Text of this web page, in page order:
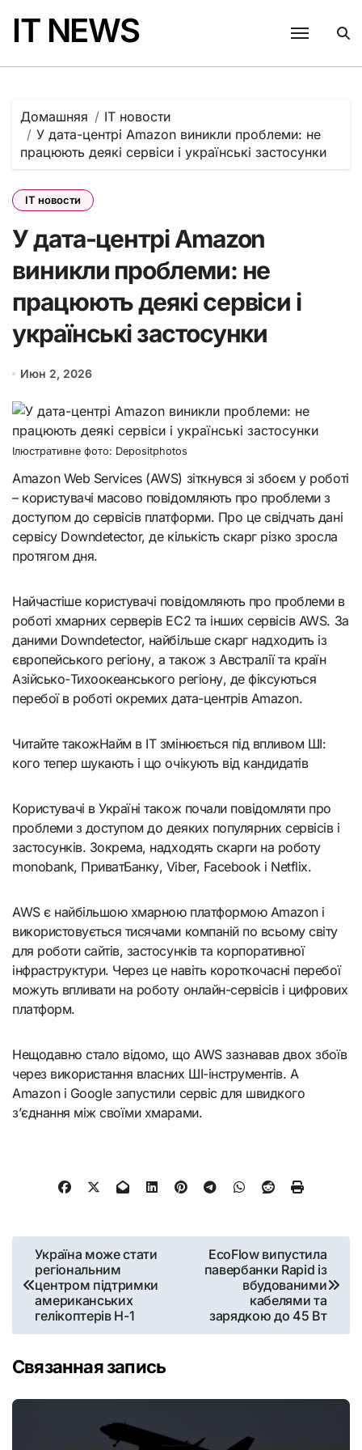
содержанию
IT NEWS
Домашняя
IT новости
У дата-центрі Amazon виникли проблеми: не
працюють деякі сервіси і українські застосунки
IT новости
У дата-центрі Amazon
виникли проблеми: не
працюють деякі сервіси і
українські застосунки
Июн 2, 2026
Ілюстративне фото: Depositphotos
Amazon Web Services (AWS) зіткнувся зі збоєм у роботі
– користувачі масово повідомляють про проблеми з
доступом до сервісів платформи. Про це свідчать дані
сервісу Downdetector, де кількість скарг різко зросла
протягом дня.
Найчастіше користувачі повідомляють про проблеми в
роботі хмарних серверів EC2 та інших сервісів AWS. За
даними Downdetector, найбільше скарг надходить із
європейського регіону, а також з Австралії та країн
Азійсько-Тихоокеанського регіону, де фіксуються
перебої в роботі окремих дата-центрів Amazon.
Читайте такожНайм в ІТ змінюється під впливом ШІ:
кого тепер шукають і що очікують від кандидатів
Користувачі в Україні також почали повідомляти про
проблеми з доступом до деяких популярних сервісів і
застосунків. Зокрема, надходять скарги на роботу
monobank, ПриватБанку, Viber, Facebook і Netflix.
AWS є найбільшою хмарною платформою Amazon і
використовується тисячами компаній по всьому світу
для роботи сайтів, застосунків та корпоративної
інфраструктури. Через це навіть короткочасні перебої
можуть впливати на роботу онлайн-сервісів і цифрових
платформ.
Нещодавно стало відомо, що AWS зазнавав двох збоїв
через використання власних ШІ-інструментів. А
Amazon і Google запустили сервіс для швидкого
з’єднання між своїми хмарами.
Навигация
по
записям
Україна може стати
регіональним
центром підтримки
американських
гелікоптерів H-1
EcoFlow випустила
павербанки Rapid із
вбудованими
кабелями та
зарядкою до 45 Вт
Связанная запись